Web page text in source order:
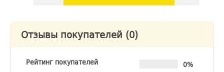
Отзывы покупателей (0)
Рейтинг покупателей
0%